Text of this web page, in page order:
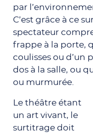
par
C’est grâce à ce
spectateur
frappe à la porte,
coulisses ou d’un
dos à la salle, ou
ou murmurée.
Le théâtre étant
un art vivant, le
surtitrage doit